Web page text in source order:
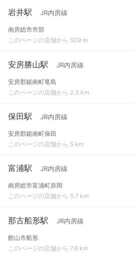
岩井駅 JR内房線
南房総市市部
このページの店舗から 509 m
安房勝山駅 JR内房線
安房郡鋸南町竜島
このページの店舗から 2.3 km
保田駅 JR内房線
安房郡鋸南町保田
このページの店舗から 5 km
富浦駅 JR内房線
南房総市富浦町原岡
このページの店舗から 5.7 km
那古船形駅 JR内房線
館山市船形
このページの店舗から 7.6 km